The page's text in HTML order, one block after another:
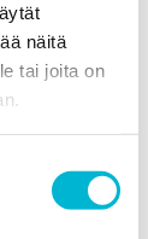
näitä
tai joita on